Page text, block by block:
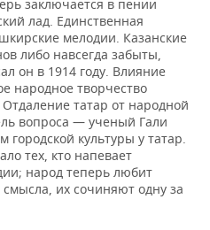
заключается в пении
лад. Единственная
мелодии. Казанские
либо навсегда забыты,
он в 1914 году. Влияние
народное творчество
татар от народной
вопроса — ученый Гали
городской культуры у татар.
тех, кто напевает
народ теперь любит
смысла, их сочиняют одну за